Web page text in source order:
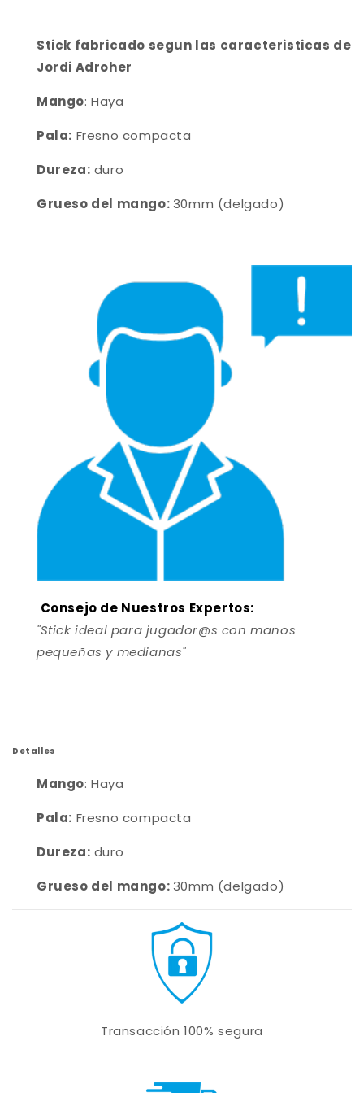
Stick fabricado segun las caracteristicas de
Jordi Adroher
Mango: Haya
Pala: Fresno compacta
Dureza: duro
Grueso del mango:30mm (delgado)
Consejo de Nuestros Expertos:
"Stick ideal para jugador@s con manos
pequeñas y medianas"
Detalles
Mango: Haya
Pala: Fresno compacta
Dureza: duro
Grueso del mango:30mm (delgado)
Transacción 100% segura